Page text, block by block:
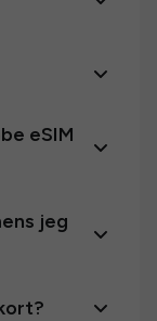
eSIM
jeg